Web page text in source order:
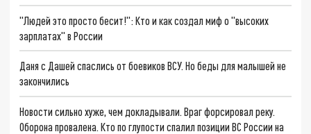
"Людей это просто бесит!": Кто и как создал миф о "высоких
зарплатах" в России
Даня с Дашей спаслись от боевиков ВСУ. Но беды для малышей не
закончились
Новости сильно хуже, чем докладывали. Враг форсировал реку.
Оборона провалена. Кто по глупости спалил позиции ВС России на